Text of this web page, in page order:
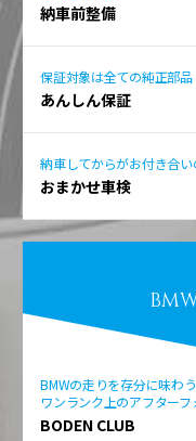
納車前整備
保証対象は全ての純正部品
あんしん保証
納車してからがお付き合い
おまかせ車検
BMWの走りを存分に味わう
ワンランク上のアフターフ
BODEN CLUB